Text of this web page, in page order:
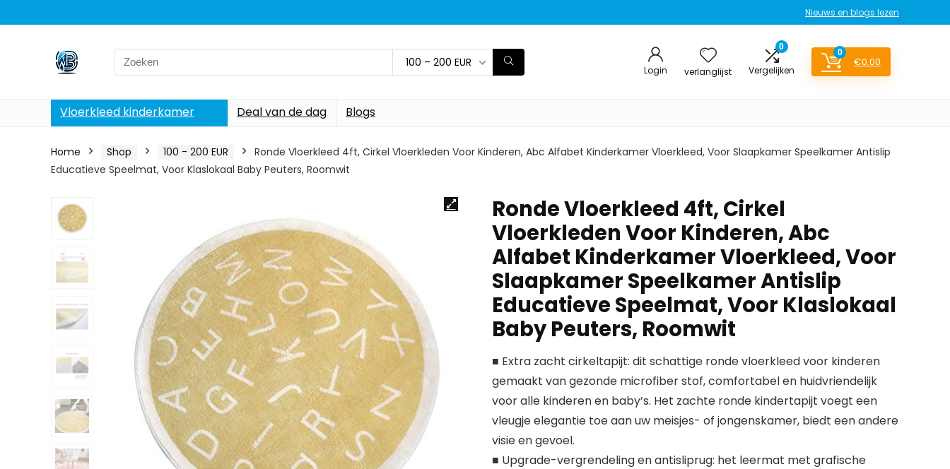
Nieuws en blogs lezen
Search
for:
100 – 200 EUR
Login verlanglijst
0
Vergelijken
0
€0.00
Vloerkleed kinderkamer Deal van de dag Blogs
Home Shop 100 - 200 EUR
Ronde Vloerkleed 4ft, Cirkel Vloerkleden Voor Kinderen, Abc Alfabet Kinderkamer Vloerkleed, Voor Slaapkamer Speelkamer Antislip
Educatieve Speelmat, Voor Klaslokaal Baby Peuters, Roomwit
Ronde Vloerkleed 4ft, Cirkel
Vloerkleden Voor Kinderen, Abc
Alfabet Kinderkamer Vloerkleed, Voor
Slaapkamer Speelkamer Antislip
Educatieve Speelmat, Voor Klaslokaal
Baby Peuters, Roomwit
■ Extra zacht cirkeltapijt: dit schattige ronde vloerkleed voor kinderen
gemaakt van gezonde microfiber stof, comfortabel en huidvriendelijk
voor alle kinderen en baby’s. Het zachte ronde kindertapijt voegt een
vleugje elegantie toe aan uw meisjes- of jongenskamer, biedt een andere
visie en gevoel.
■ Upgrade-vergrendeling en antisliprug: het leermat met grafische